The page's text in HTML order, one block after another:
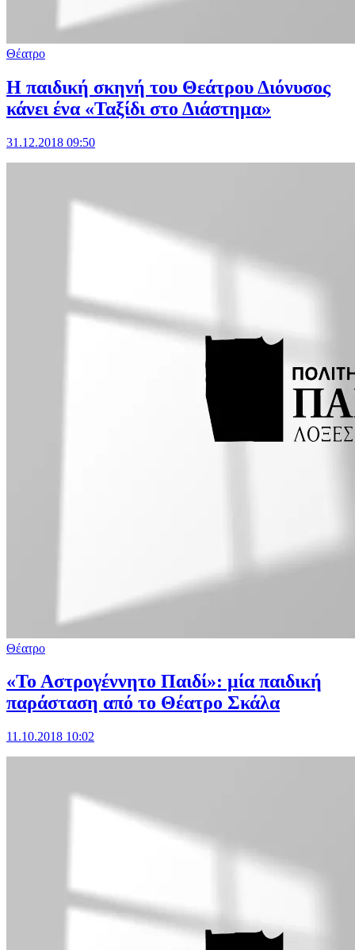
Θέατρο
Η παιδική σκηνή του Θεάτρου Διόνυσος
κάνει ένα «Ταξίδι στο Διάστημα»
31.12.2018 09:50
Θέατρο
«Το Αστρογέννητο Παιδί»: μία παιδική
παράσταση από το Θέατρο Σκάλα
11.10.2018 10:02